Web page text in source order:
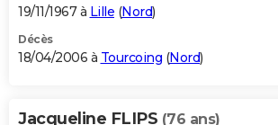
19/11/1967 à Lille (Nord)
Décès
18/04/2006 à Tourcoing (Nord)
Jacqueline FLIPS (76 ans)